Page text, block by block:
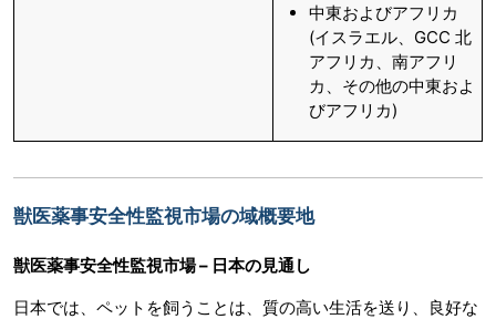
中東およびアフリカ
(イスラエル、GCC 北
アフリカ、南アフリ
カ、その他の中東およ
びアフリカ)
獣医薬事安全性監視市場の域概要地
獣医薬事安全性監視市場 – 日本の見通し
日本では、ペットを飼うことは、質の高い生活を送り、良好な